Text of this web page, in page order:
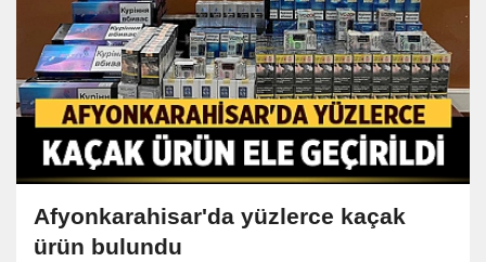
Afyonkarahisar'da yüzlerce kaçak
ürün bulundu